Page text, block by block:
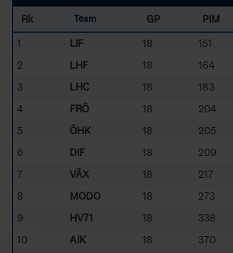
Rk Team GP PIM
1
LIF 18 151
2
LHF 18 164
3
LHC 18 183
4
FRÖ 18 204
5
ÖHK 18 205
6
DIF 18 209
7
VÄX 18 217
8
MODO 18 273
9
HV71 18 338
10
AIK 18 370